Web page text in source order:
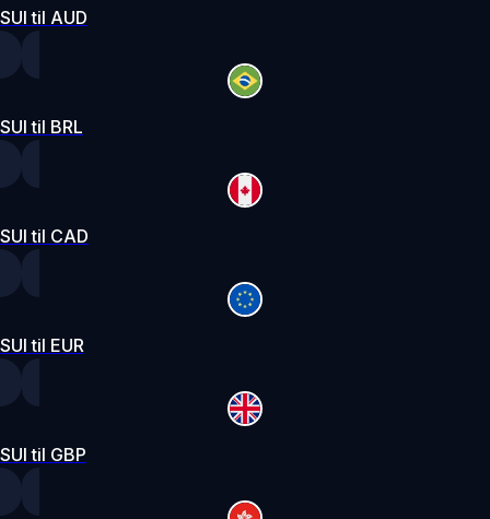
SUI til AUD
SUI til BRL
SUI til CAD
SUI til EUR
SUI til GBP